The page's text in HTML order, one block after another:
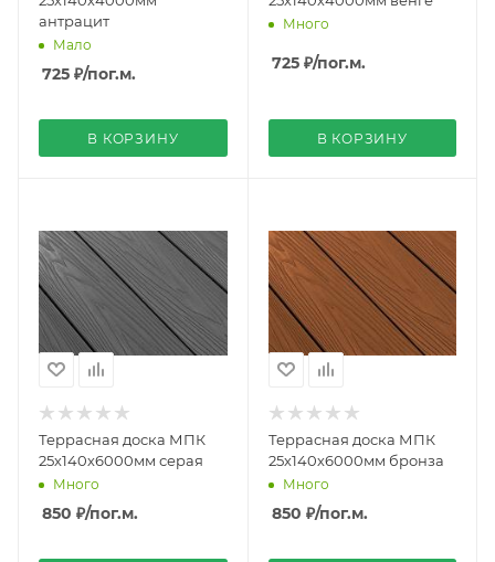
антрацит
Мало
725 ₽/пог.м.
В КОРЗИНУ
Много
725 ₽/пог.м.
В КОРЗИНУ
Террасная доска МПК
25х140х6000мм серая
Много
850 ₽/пог.м.
Террасная доска МПК
25х140х6000мм бронза
Много
850 ₽/пог.м.